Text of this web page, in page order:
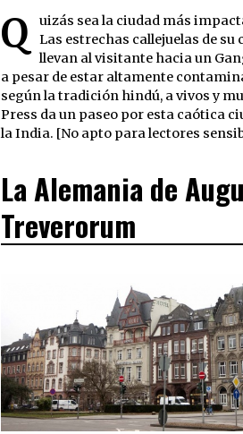
Q
uizás sea la ciudad más
Las estrechas callejuelas de su
llevan al visitante hacia un
a pesar de estar altamente
según la tradición hindú, a vivos y
Press da un paseo por esta caótica
la India. [No apto para lectores
La Alemania de
Treverorum